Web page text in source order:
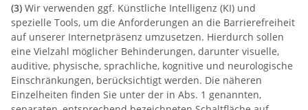
(3) Wir verwenden ggf. Künstliche Intelligenz (KI) und
spezielle Tools, um die Anforderungen an die Barrierefreiheit
auf unserer Internetpräsenz umzusetzen. Hierdurch sollen
eine Vielzahl möglicher Behinderungen, darunter visuelle,
auditive, physische, sprachliche, kognitive und neurologische
Einschränkungen, berücksichtigt werden. Die näheren
Einzelheiten finden Sie unter der in Abs. 1 genannten,